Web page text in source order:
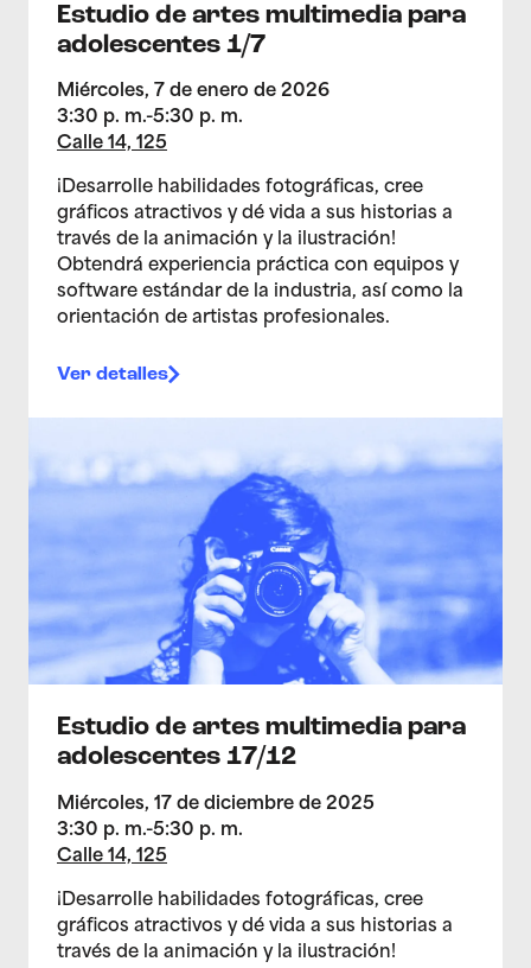
Estudio de artes multimedia para
adolescentes 1/7
Miércoles, 7 de enero de 2026
3:30 p. m.-5:30 p. m.
Calle 14, 125
¡Desarrolle habilidades fotográficas, cree
gráficos atractivos y dé vida a sus historias a
través de la animación y la ilustración!
Obtendrá experiencia práctica con equipos y
software estándar de la industria, así como la
orientación de artistas profesionales.
Ver detalles
Estudio de artes multimedia para
adolescentes 17/12
Miércoles, 17 de diciembre de 2025
3:30 p. m.-5:30 p. m.
Calle 14, 125
¡Desarrolle habilidades fotográficas, cree
gráficos atractivos y dé vida a sus historias a
través de la animación y la ilustración!